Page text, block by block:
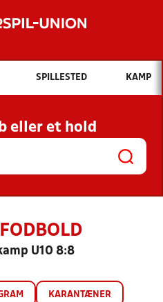
Hvad vil du søge efter?
INDHOLD OG NYHEDER
KLUBBER OG
SPILLESTED KAMP
eller et hold
U10 8:8
KARANTÆNER